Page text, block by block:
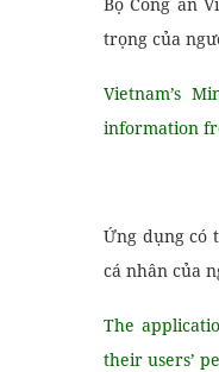
trọng của
Vietnam’s
information
Ứng dụng có
cá nhân của
The
their users’